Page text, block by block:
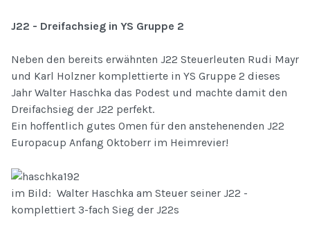
J22 - Dreifachsieg in YS Gruppe 2
Neben den bereits erwähnten J22 Steuerleuten Rudi Mayr
und Karl Holzner komplettierte in YS Gruppe 2 dieses
Jahr Walter Haschka das Podest und machte damit den
Dreifachsieg der J22 perfekt.
Ein hoffentlich gutes Omen für den anstehenenden J22
Europacup Anfang Oktoberr im Heimrevier!
im Bild: Walter Haschka am Steuer seiner J22 -
komplettiert 3-fach Sieg der J22s